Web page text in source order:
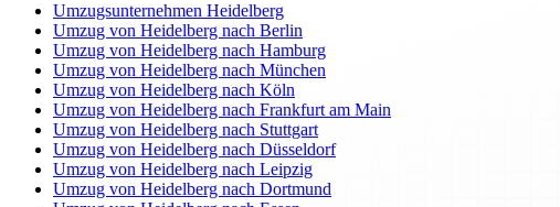
Umzugsunternehmen Heidelberg
Umzug von Heidelberg nach Berlin
Umzug von Heidelberg nach Hamburg
Umzug von Heidelberg nach München
Umzug von Heidelberg nach Köln
Umzug von Heidelberg nach Frankfurt am Main
Umzug von Heidelberg nach Stuttgart
Umzug von Heidelberg nach Düsseldorf
Umzug von Heidelberg nach Leipzig
Umzug von Heidelberg nach Dortmund